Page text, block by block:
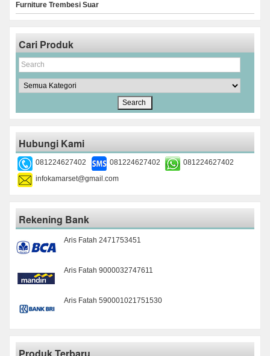
Furniture Trembesi Suar
Cari Produk
Hubungi Kami
081224627402 081224627402
081224627402
infokamarset@gmail.com
Rekening Bank
Aris Fatah 2471753451
Aris Fatah 9000032747611
Aris Fatah 590001021751530